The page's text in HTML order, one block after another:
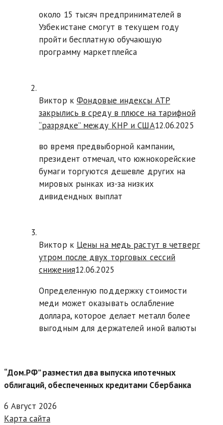
около 15 тысяч предпринимателей в
Узбекистане смогут в текущем году
пройти бесплатную обучающую
программу маркетплейса
Виктор к Фондовые индексы АТР
закрылись в среду в плюсе на тарифной
“разрядке” между КНР и США12.06.2025
во время предвыборной кампании,
президент отмечал, что южнокорейские
бумаги торгуются дешевле других на
мировых рынках из-за низких
дивидендных выплат
Виктор к Цены на медь растут в четверг
утром после двух торговых сессий
снижения12.06.2025
Определенную поддержку стоимости
меди может оказывать ослабление
доллара, которое делает металл более
выгодным для держателей иной валюты
“Дом.РФ” разместил два выпуска ипотечных
облигаций, обеспеченных кредитами Сбербанка
6 Август 2026
Карта сайта